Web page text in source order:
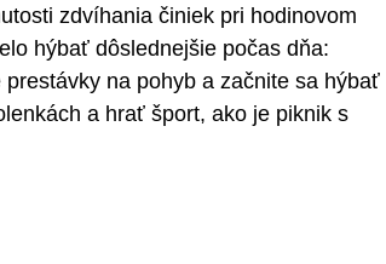
zdvíhania činiek pri hodinovom
hýbať dôslednejšie počas dňa:
na pohyb a začnite sa hýbať
a hrať šport, ako je piknik s